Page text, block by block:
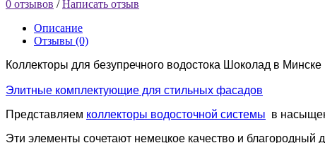
0 отзывов /Написать отзыв
Описание
Отзывы (0)
Коллекторы для безупречного водостока Шоколад в Минске
Элитные комплектующие для стильных фасадов
Представляем коллекторы водосточной системы в
Эти элементы сочетают немецкое качество и